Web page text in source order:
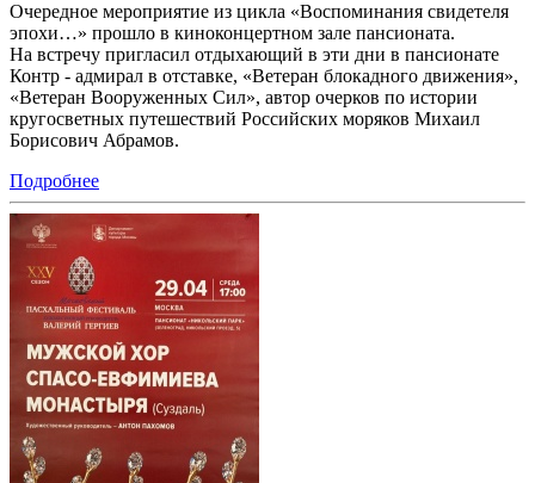
Очередное мероприятие из цикла «Воспоминания свидетеля
эпохи…» прошло в киноконцертном зале пансионата.
На встречу пригласил отдыхающий в эти дни в пансионате
Контр - адмирал в отставке, «Ветеран блокадного движения»,
«Ветеран Вооруженных Сил», автор очерков по истории
кругосветных путешествий Российских моряков Михаил
Борисович Абрамов.
Подробнее